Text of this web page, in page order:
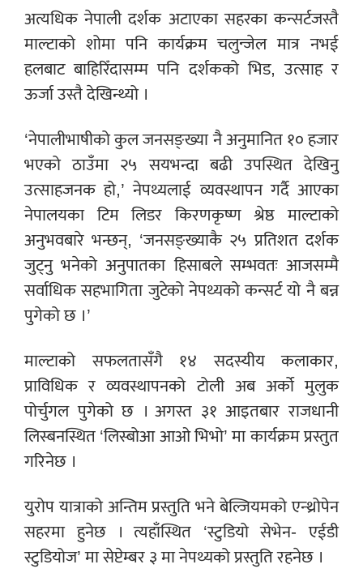
अत्यधिक नेपाली दर्शक अटाएका सहरका कन्सर्टजस्तै
माल्टाको शोमा पनि कार्यक्रम चलुन्जेल मात्र नभई
हलबाट बाहिरिँदासम्म पनि दर्शकको भिड, उत्साह र
ऊर्जा उस्तै देखिन्थ्यो ।
‘नेपालीभाषीको कुल जनसङ्ख्या नै अनुमानित १० हजार
भएको ठाउँमा २५ सयभन्दा बढी उपस्थित देखिनु
उत्साहजनक हो,’ नेपथ्यलाई व्यवस्थापन गर्दै आएका
नेपालयका टिम लिडर किरणकृष्ण श्रेष्ठ माल्टाको
अनुभवबारे भन्छन्, ‘जनसङ्ख्याकै २५ प्रतिशत दर्शक
जुट्नु भनेको अनुपातका हिसाबले सम्भवतः आजसम्मै
सर्वाधिक सहभागिता जुटेको नेपथ्यको कन्सर्ट यो नै बन्न
पुगेको छ ।’
माल्टाको सफलतासँगै १४ सदस्यीय कलाकार,
प्राविधिक र व्यवस्थापनको टोली अब अर्को मुलुक
पोर्चुगल पुगेको छ । अगस्त ३१ आइतबार राजधानी
लिस्बनस्थित ‘लिस्बोआ आओ भिभो’ मा कार्यक्रम प्रस्तुत
गरिनेछ ।
युरोप यात्राको अन्तिम प्रस्तुति भने बेल्जियमको एन्थ्रोपेन
सहरमा हुनेछ । त्यहाँस्थित ‘स्टुडियो सेभेन- एईडी
स्टुडियोज’ मा सेप्टेम्बर ३ मा नेपथ्यको प्रस्तुति रहनेछ ।